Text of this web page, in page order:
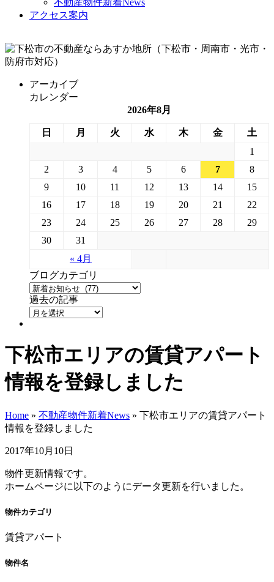
アクセス案内
アーカイブ
カレンダー
2026年8月
日 月 火 水 木 金 土
« 4月
1
2
3 4 5 6 7
8
9
10 11 12 13 14
15
16
17 18 19 20 21
22
23
24 25 26 27 28
29
30
31
ブログカテゴリ
過去の記事
下松市エリアの賃貸アパート
情報を登録しました
Home » 不動産物件新着News » 下松市エリアの賃貸アパート
情報を登録しました
2017年10月10日
物件更新情報です。
ホームページに以下のようにデータ更新を行いました。
物件カテゴリ
賃貸アパート
物件名